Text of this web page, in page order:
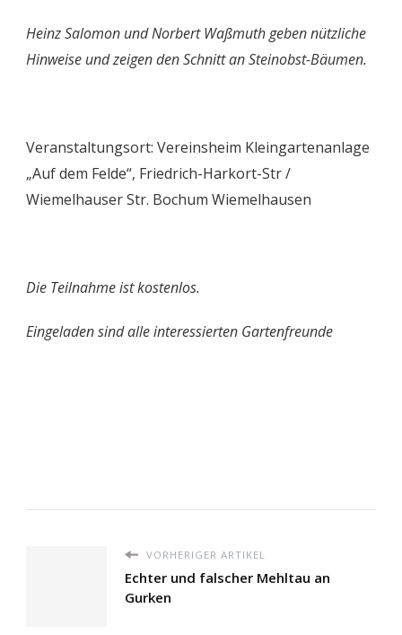
Heinz Salomon und Norbert Waßmuth geben nützliche
Hinweise und zeigen denSchnitt an Steinobst-Bäumen.
Veranstaltungsort: Vereinsheim Kleingartenanlage
„Auf dem Felde“, Friedrich-Harkort-Str /
Wiemelhauser Str. Bochum Wiemelhausen
Die Teilnahme ist kostenlos.
Eingeladen sind alle interessierten Gartenfreunde
VORHERIGER ARTIKEL
Echter und falscher Mehltau an
Gurken